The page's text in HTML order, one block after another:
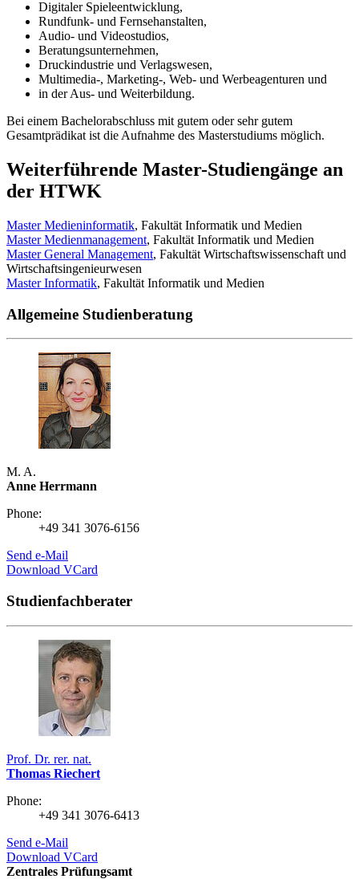
Digitaler Spieleentwicklung,
Rundfunk- und Fernsehanstalten,
Audio- und Videostudios,
Beratungsunternehmen,
Druckindustrie und Verlagswesen,
Multimedia-, Marketing-, Web- und Werbeagenturen und
in der Aus- und Weiterbildung.
Bei einem Bachelorabschluss mit gutem oder sehr gutem
Gesamtprädikat ist die Aufnahme des Masterstudiums möglich.
Weiterführende Master-Studiengänge an
der HTWK
Master Medieninformatik, Fakultät Informatik und Medien
Master Medienmanagement, Fakultät Informatik und Medien
Master General Management, Fakultät Wirtschaftswissenschaft und
Wirtschaftsingenieurwesen
Master Informatik, Fakultät Informatik und Medien
Allgemeine Studienberatung
M. A.
Anne Herrmann
Phone:
+49 341 3076-6156
Send e-Mail
Download VCard
Studienfachberater
Prof. Dr. rer. nat.
Thomas Riechert
Phone:
+49 341 3076-6413
Send e-Mail
Download VCard
Zentrales Prüfungsamt